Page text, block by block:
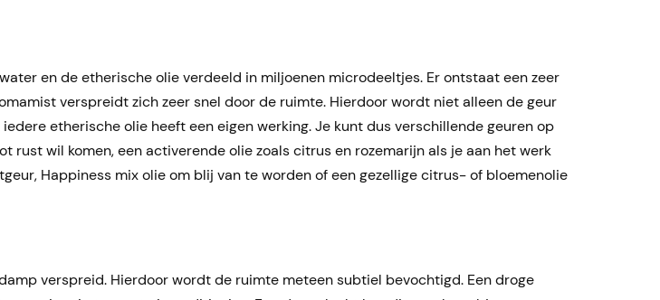
en de etherische olie verdeeld in miljoenen microdeeltjes. Er ontstaat een zeer
verspreidt zich zeer snel door de ruimte. Hierdoor wordt niet alleen de geur
etherische olie heeft een eigen werking. Je kunt dus verschillende geuren op
wil komen, een activerende olie zoals citrus en rozemarijn als je aan het werk
Happiness mix olie om blij van te worden of een gezellige citrus- of bloemenolie
verspreid. Hierdoor wordt de ruimte meteen subtiel bevochtigd. Een droge